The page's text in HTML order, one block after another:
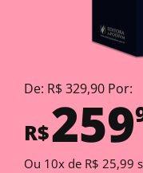
De: R$ 329,90 Por:
R$259
Ou 10x de R$ 25,99